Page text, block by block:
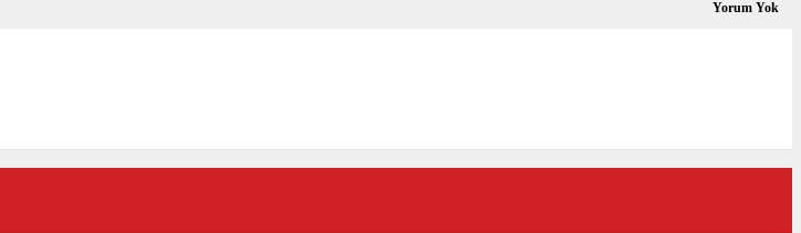
Yorum Yok